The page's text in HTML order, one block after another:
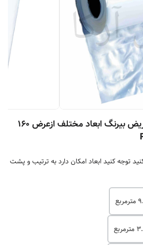
نایلون و پلاستیک عریض بیرنگ ابعاد مختلف ازعرض ۱۶۰
توجه کنید ابعاد امکان دارد به ترتیب و پشت